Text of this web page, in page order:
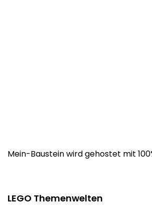
Mein-Baustein wird gehostet mit
LEGO Themenwelten